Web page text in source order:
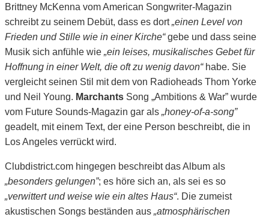
Brittney McKenna vom American Songwriter-Magazin
schreibt zu seinem Debüt, dass es dort„einen Level von
Frieden und Stille wie in einer Kirche“gebe und dass seine
Musik sich anfühle wie „ein leises, musikalisches Gebet für
Hoffnung in einer Welt, die oft zu wenig davon“habe. Sie
vergleicht seinen Stil mit dem von Radioheads Thom Yorke
und Neil Young. Marchants Song „Ambitions & War” wurde
vom Future Sounds-Magazin gar als „honey-of-a-song”
geadelt, mit einem Text, der eine Person beschreibt, die in
Los Angeles verrückt wird.
Clubdistrict.com hingegen beschreibt das Album als
„besonders gelungen”; es höre sich an, als sei es so
„verwittert und weise wie ein altes Haus“. Die zumeist
akustischen Songs beständen aus „atmosphärischen